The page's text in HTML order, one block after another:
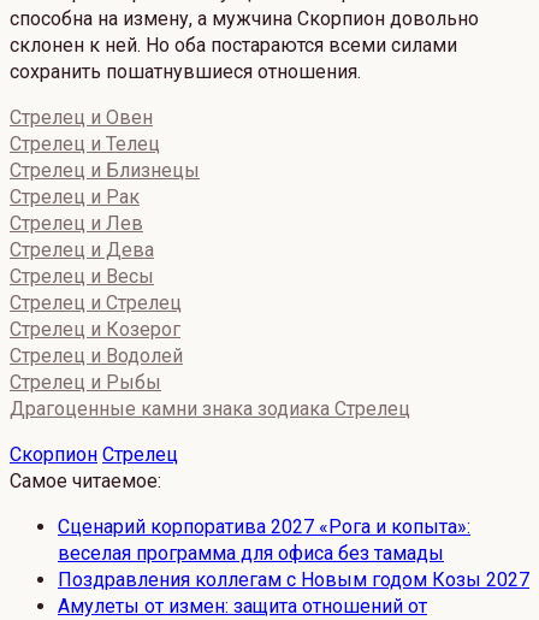
способна на измену, а мужчина Скорпион довольно
склонен к ней. Но оба постараются всеми силами
сохранить пошатнувшиеся отношения.
Стрелец и Овен
Стрелец и Телец
Стрелец и Близнецы
Стрелец и Рак
Стрелец и Лев
Стрелец и Дева
Стрелец и Весы
Стрелец и Стрелец
Стрелец и Козерог
Стрелец и Водолей
Стрелец и Рыбы
Драгоценные камни знака зодиака Стрелец
Скорпион Стрелец
Самое читаемое:
Сценарий корпоратива 2027 «Рога и копыта»:
веселая программа для офиса без тамады
Поздравления коллегам с Новым годом Козы 2027
Амулеты от измен: защита отношений от